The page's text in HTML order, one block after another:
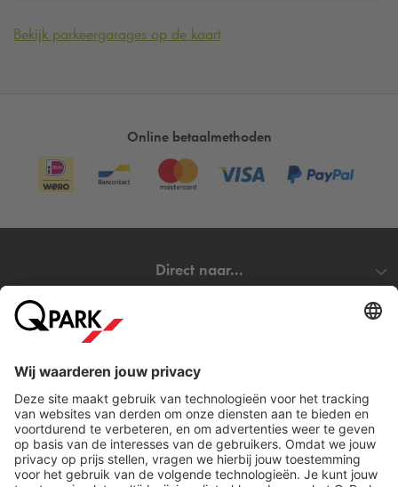
Bekijk parkeergarages op de kaart
Online betaalmethoden
Direct naar...
Download